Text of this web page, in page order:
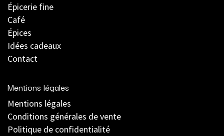
Épicerie fine
Café
Épices
Idées cadeaux
Contact
Mentions légales
Mentions légales
Conditions générales de vente
Politique de confidentialité